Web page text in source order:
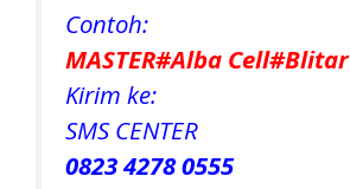
Contoh:
MASTER#Alba Cell#Blitar
Kirim ke:
SMS CENTER
0823 4278 0555